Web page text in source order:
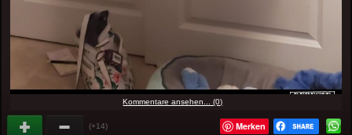
Kommentare ansehen... (0)
(+14) Merken